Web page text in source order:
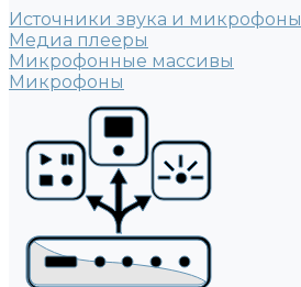
Источники звука и микрофоны
Медиа плееры
Микрофонные массивы
Микрофоны